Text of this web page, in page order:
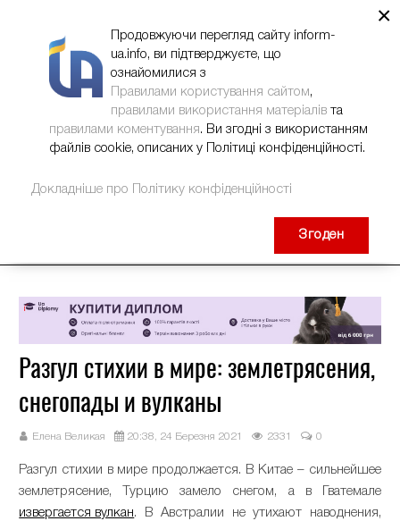
Разгул стихии в мире: землетрясения,
снегопады и вулканы
Елена Великая 20:38, 24 Березня 2021 2331 0
Разгул стихии в мире продолжается. В Китае – сильнейшее
землетрясение, Турцию замело снегом, а в Гватемале
извергается вулкан. В Австралии не утихают наводнения,
×
Продовжуючи перегляд сайту inform-
ua.info, ви підтверджуєте, що
ознайомилися з
Правилами користування сайтом,
правилами використання матеріалів та
правилами коментування. Ви згодні з використанням
файлів cookie, описаних у Політиці конфіденційності.
Докладніше про Політику конфіденційності
Згоден